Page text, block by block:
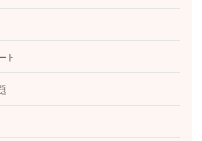
ト